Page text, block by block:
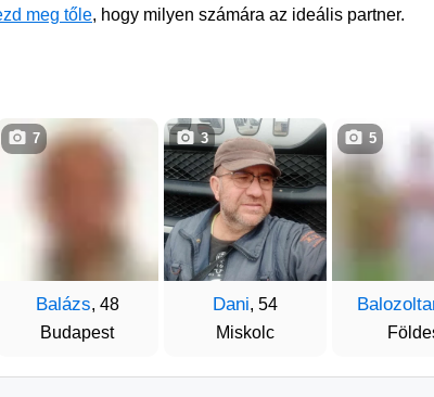
meg tőle, hogy milyen számára az ideális partner.
Balázs, 48
Budapest
7
Dani, 54
Miskolc
3 5